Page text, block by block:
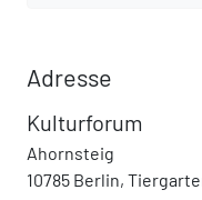
Adresse
Kulturforum
Ahornsteig
10785 Berlin,